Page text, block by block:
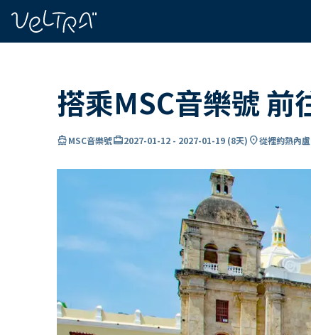
搭乘MSC音樂號 前
directions_boatMSC音樂號card_travel2027-01-12 - 2027-01-19 (8天) location_on從裡約熱內